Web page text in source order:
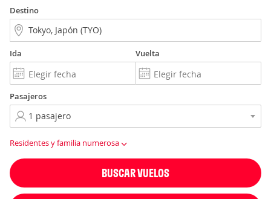
Destino
Ida Vuelta
Pasajeros
Residentes y familia numerosa
BUSCAR VUELOS